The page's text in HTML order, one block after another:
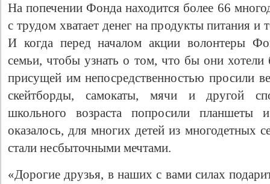
На попечении Фонда находится более 66
с трудом хватает денег на продукты питания и
И когда перед началом акции волонтеры
семьи, чтобы узнать о том, что бы они хотели
присущей им непосредственностью просили
скейтборды, самокаты, мячи и другой
школьного возраста попросили
оказалось, для многих детей из многодетных
стали несбыточными мечтами.
«Дорогие друзья, в наших с вами силах